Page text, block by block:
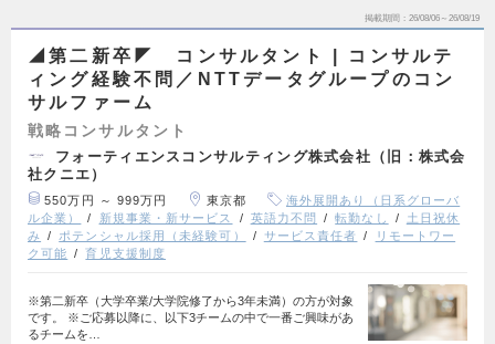
掲載期間 26/08/06～26/08/19
◢第二新卒◤ コンサルタント | コンサルテ
ィング経験不問／NTTデータグループのコン
サルファーム
戦略コンサルタント
フォーティエンスコンサルティング株式会社（旧：株式会
社クニエ）
550万円 ～ 999万円 東京都
海外展開あり（日系グローバ
ル企業）
新規事業・新サービス 英語力不問 転勤なし
土日祝休
み
ポテンシャル採用（未経験可） サービス責任者
リモートワー
ク可能
育児支援制度
※第二新卒（大学卒業/大学院修了から3年未満）の方が対象
です。 ※ご応募以降に、以下3チームの中で一番ご興味があ
るチームを…